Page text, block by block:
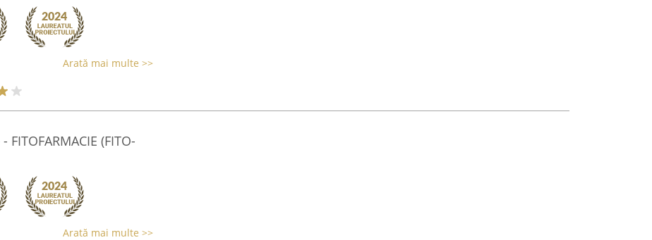
Arată mai multe >>
(FITO-
Arată mai multe >>